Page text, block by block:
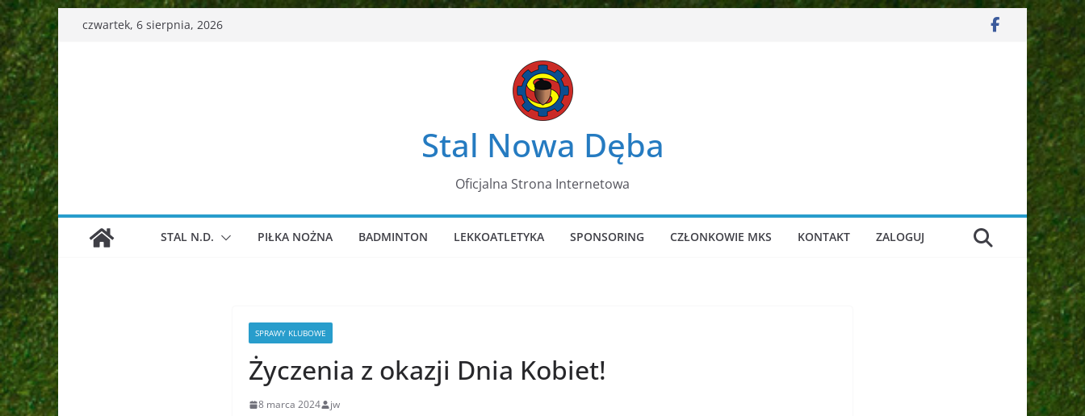
Przejdź
do
czwartek, 6 sierpnia, 2026
Stal Nowa Dęba
Oficjalna Strona Internetowa
STAL N.D. PIŁKA NOŻNA BADMINTON LEKKOATLETYKA SPONSORING CZŁONKOWIE MKS KONTAKT ZALOGUJ
SPRAWY KLUBOWE
Życzenia z okazji Dnia Kobiet!
8 marca 2024 jw